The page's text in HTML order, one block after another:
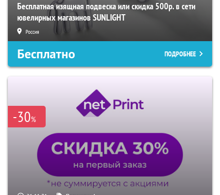
Бесплатная изящная подвеска или скидка 500р. в сети
ювелирных магазинов SUNLIGHT
Россия
Бесплатно ПОДРОБНЕЕ
-30%